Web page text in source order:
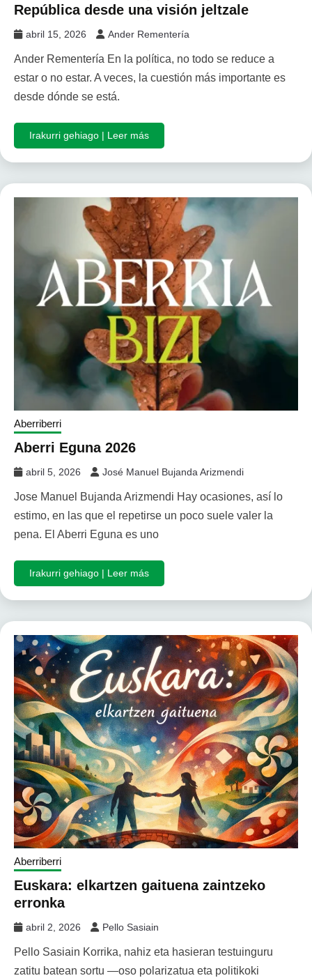
República desde una visión jeltzale
abril 15, 2026 Ander Rementería
Ander Rementería En la política, no todo se reduce a
estar o no estar. A veces, la cuestión más importante es
desde dónde se está.
Irakurri gehiago | Leer más
Aberriberri
Aberri Eguna 2026
abril 5, 2026 José Manuel Bujanda Arizmendi
Jose Manuel Bujanda Arizmendi Hay ocasiones, así lo
estimo, en las que el repetirse un poco suele valer la
pena. El Aberri Eguna es uno
Irakurri gehiago | Leer más
Aberriberri
Euskara: elkartzen gaituena zaintzeko
erronka
abril 2, 2026 Pello Sasiain
Pello Sasiain Korrika, nahiz eta hasieran testuinguru
zatitu batean sortu —oso polarizatua eta politikoki